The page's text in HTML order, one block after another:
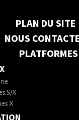
PLAN DU SITE
NOUS
PLATFORMES
S/X
X